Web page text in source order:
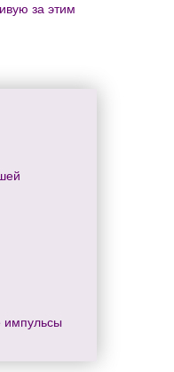
за этим
импульсы